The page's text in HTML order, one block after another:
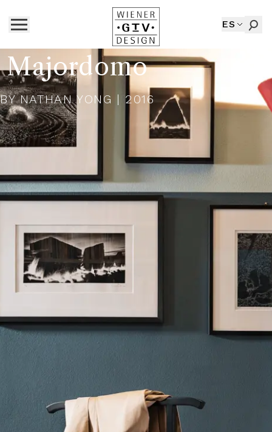
ES
Majordomo
BYNATHAN YONG | 2016